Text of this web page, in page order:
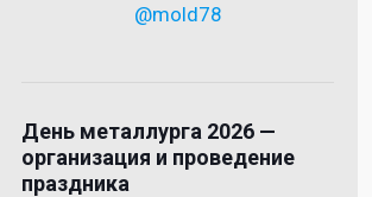
@mold78
День металлурга 2026 —
организация и проведение
праздника